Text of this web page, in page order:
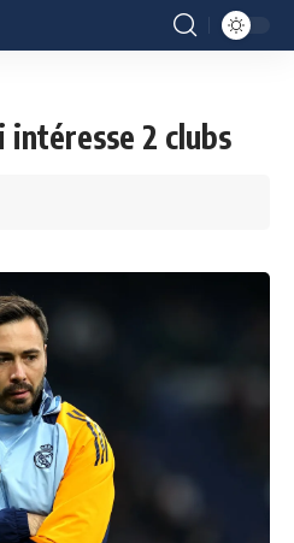
2 clubs